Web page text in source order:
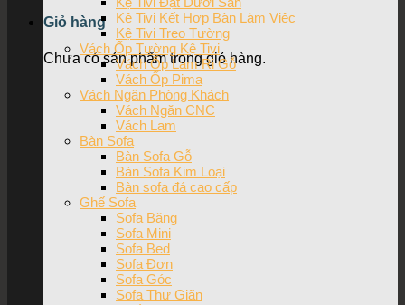
Giỏ hàng
Chưa có sản phẩm trong giỏ hàng.
Kệ Tivi Kết Hợp Bàn Làm Việc
Kệ Tivi Treo Tường
Vách Ốp Tường Kệ Tivi
Vách Ốp Lam Ri Gỗ
Vách Ốp Pima
Vách Ngăn Phòng Khách
Vách Ngăn CNC
Vách Lam
Bàn Sofa
Bàn Sofa Gỗ
Bàn Sofa Kim Loại
Bàn sofa đá cao cấp
Ghế Sofa
Sofa Băng
Sofa Mini
Sofa Bed
Sofa Đơn
Sofa Góc
Sofa Thư Giãn